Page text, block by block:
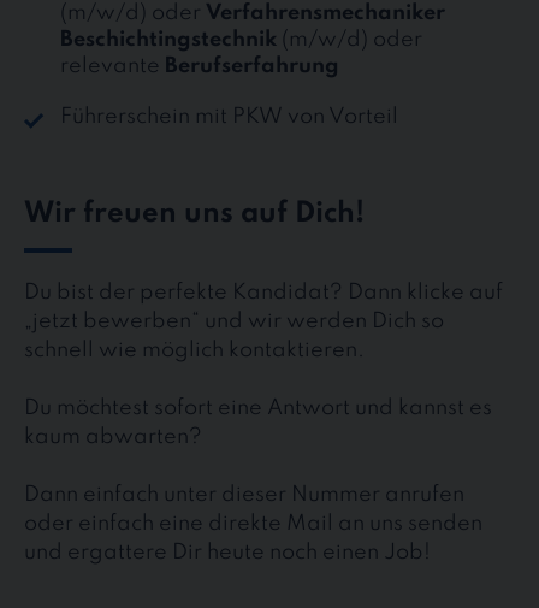
(m/w/d) oder Verfahrensmechaniker
Beschichtingstechnik (m/w/d) oder
relevante Berufserfahrung
Führerschein mit PKW von Vorteil
Wir freuen uns auf Dich!
Du bist der perfekte Kandidat? Dann klicke auf
„jetzt bewerben“ und wir werden Dich so
schnell wie möglich kontaktieren.
Du möchtest sofort eine Antwort und kannst es
kaum abwarten?
Dann einfach unter dieser Nummer anrufen
oder einfach eine direkte Mail an uns senden
und ergattere Dir heute noch einen Job!